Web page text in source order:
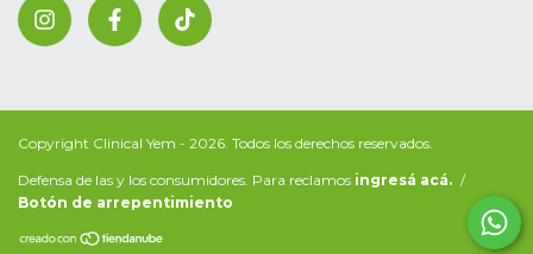
Copyright Clinical Yem - 2026. Todos los derechos reservados.
Defensa de las y los consumidores. Para reclamos ingresá acá. /
Botón de arrepentimiento